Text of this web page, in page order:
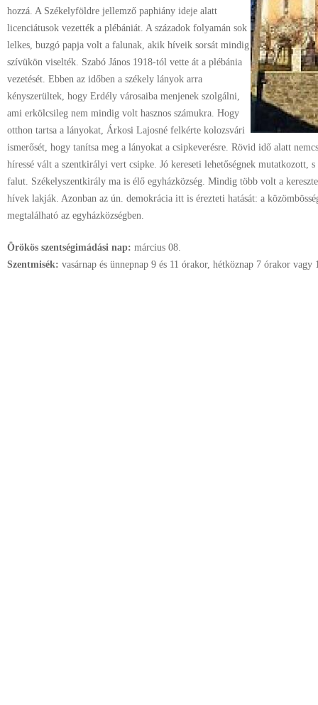
hozzá. A Székelyföldre jellemző paphiány ideje alatt
licenciátusok vezették a plébániát. A századok folyamán sok
lelkes, buzgó papja volt a falunak, akik híveik sorsát mindig
szívükön viselték. Szabó János 1918-tól vette át a plébánia
vezetését. Ebben az időben a székely lányok arra
kényszerültek, hogy Erdély városaiba menjenek szolgálni,
ami erkölcsileg nem mindig volt hasznos számukra. Hogy
otthon tartsa a lányokat, Árkosi Lajosné felkérte kolozsvári
ismerősét, hogy tanítsa meg a lányokat a csipkeverésre. Rövid idő alatt
híressé vált a szentkirályi vert csipke. Jó kereseti lehetőségnek mutatkozott,
falut. Székelyszentkirály ma is élő egyházközség. Mindig több volt a
hívek lakják. Azonban az ún. demokrácia itt is érezteti hatását: a
megtalálható az egyházközségben.
Örökös szentségimádási nap: március 08.
Szentmisék: vasárnap és ünnepnap 9 és 11 órakor, hétköznap 7 órakor